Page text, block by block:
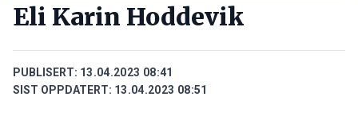
Eli Karin Hoddevik
PUBLISERT: 13.04.2023 08:41
SIST OPPDATERT: 13.04.2023 08:51